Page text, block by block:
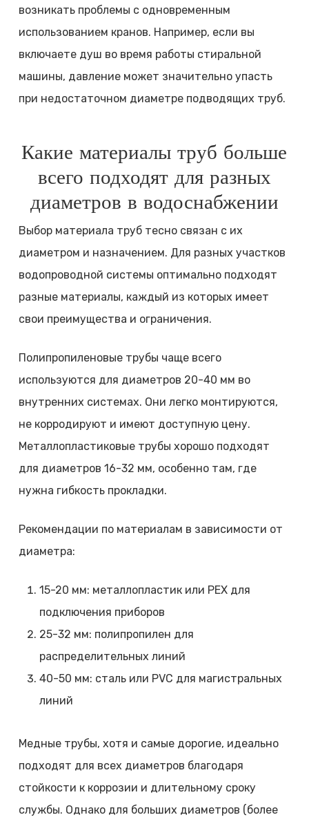
возникать проблемы с одновременным
использованием кранов. Например, если вы
включаете душ во время работы стиральной
машины, давление может значительно упасть
при недостаточном диаметре подводящих труб.
Какие материалы труб больше
всего подходят для разных
диаметров в водоснабжении
Выбор материала труб тесно связан с их
диаметром и назначением. Для разных участков
водопроводной системы оптимально подходят
разные материалы, каждый из которых имеет
свои преимущества и ограничения.
Полипропиленовые трубы чаще всего
используются для диаметров 20-40 мм во
внутренних системах. Они легко монтируются,
не корродируют и имеют доступную цену.
Металлопластиковые трубы хорошо подходят
для диаметров 16-32 мм, особенно там, где
нужна гибкость прокладки.
Рекомендации по материалам в зависимости от
диаметра:
15-20 мм: металлопластик или PEX для
подключения приборов
25-32 мм: полипропилен для
распределительных линий
40-50 мм: сталь или PVC для магистральных
линий
Медные трубы, хотя и самые дорогие, идеально
подходят для всех диаметров благодаря
стойкости к коррозии и длительному сроку
службы. Однако для больших диаметров (более